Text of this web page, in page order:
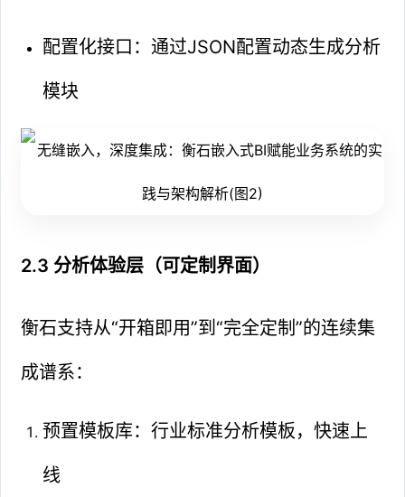
配置化接口：通过JSON配置动态生成分析
模块
2.3 分析体验层（可定制界面）
衡石支持从“开箱即用”到“完全定制”的连续集
成谱系：
预置模板库：行业标准分析模板，快速上
线